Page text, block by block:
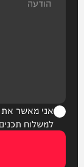
אני מאשר את
למשלוח